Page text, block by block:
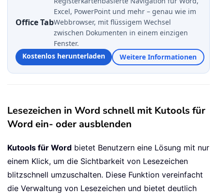
Office Tab
Excel, PowerPoint und mehr – genau wie im
Webbrowser, mit flüssigem Wechsel
zwischen Dokumenten in einem einzigen
Fenster.
Kostenlos herunterladen
Weitere Informationen
Lesezeichen in Word schnell mit Kutools für
Word ein- oder ausblenden
Kutools für Word bietet Benutzern eine Lösung mit nur
einem Klick, um die Sichtbarkeit von Lesezeichen
blitzschnell umzuschalten. Diese Funktion vereinfacht
die Verwaltung von Lesezeichen und bietet deutlich